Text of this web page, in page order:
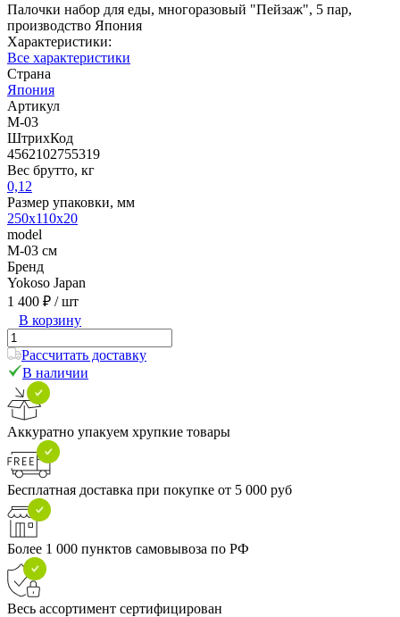
Палочки набор для еды, многоразовый "Пейзаж", 5 пар,
производство Япония
Характеристики:
Все характеристики
Страна
Япония
Артикул
M-03
ШтрихКод
4562102755319
Вес брутто, кг
0,12
Размер упаковки, мм
250х110х20
model
M-03 см
Бренд
Yokoso Japan
1 400 ₽ / шт
В корзину
Рассчитать доставку
В наличии
Аккуратно упакуем хрупкие товары
Бесплатная доставка при покупке от 5 000 руб
Более 1 000 пунктов самовывоза по РФ
Весь ассортимент сертифицирован